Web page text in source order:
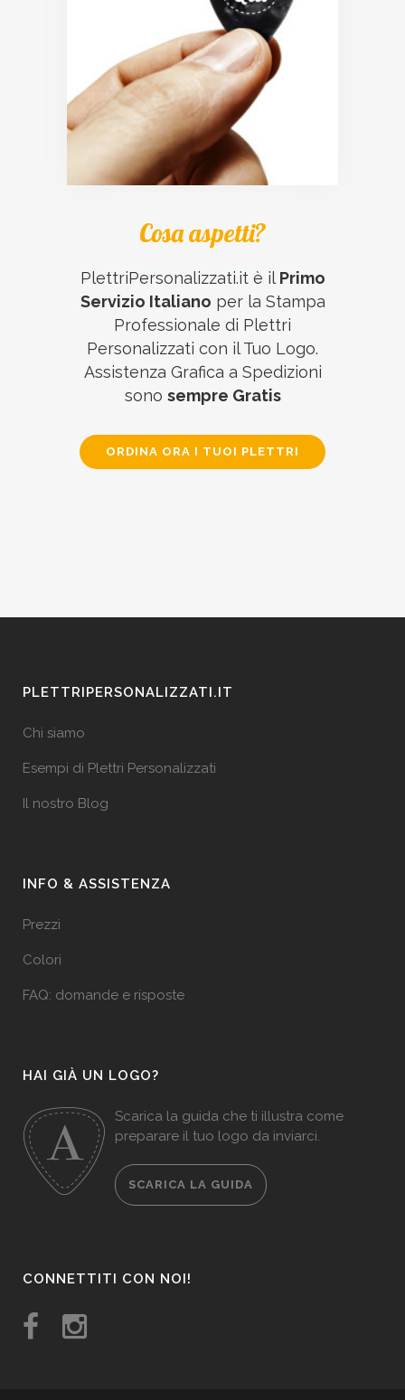
Cosa aspetti?
PlettriPersonalizzati.it è il Primo
Servizio Italiano per la Stampa
Professionale di Plettri
Personalizzati con il Tuo Logo.
Assistenza Grafica a Spedizioni
sono sempre Gratis
ORDINA ORA I TUOI PLETTRI
PLETTRIPERSONALIZZATI.IT
Chi siamo
Esempi di Plettri Personalizzati
Il nostro Blog
INFO & ASSISTENZA
Prezzi
Colori
FAQ: domande e risposte
HAI GIÀ UN LOGO?
Scarica la guida che ti illustra come
preparare il tuo logo da inviarci.
SCARICA LA GUIDA
CONNETTITI CON NOI!